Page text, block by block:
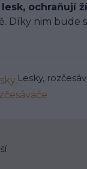
ochraňují
Díky nim bude
Lesky,